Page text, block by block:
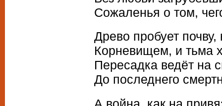
Сожаленья о том,
Древо пробует почву,
Корневищем, и тьма
Пересадка ведёт на
До последнего